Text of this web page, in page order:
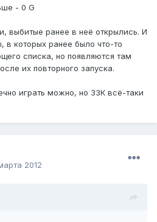
- 0 G
выбитые ранее в неё открылись. И
в которых ранее было что-то
списка, но появляются там
их повторного запуска.
играть можно, но 33К всё-таки
2012